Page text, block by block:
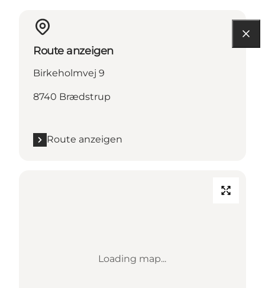
Route anzeigen
Birkeholmvej 9
8740 Brædstrup
Route anzeigen
Loading map...